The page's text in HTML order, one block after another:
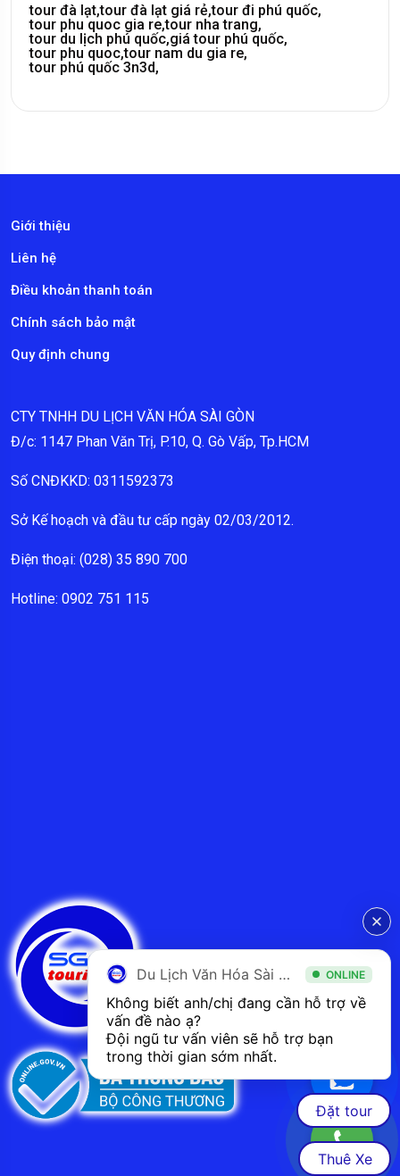
tour đà lạt,tour đà lạt giá rẻ,tour đi phú quốc,
tour phu quoc gia re,tour nha trang,
tour du lịch phú quốc,giá tour phú quốc,
tour phu quoc,tour nam du gia re,
tour phú quốc 3n3d,
Giới thiệu
Liên hệ
Điều khoản thanh toán
Chính sách bảo mật
Quy định chung
CTY TNHH DU LỊCH VĂN HÓA SÀI GÒN
Đ/c: 1147 Phan Văn Trị, P.10, Q. Gò Vấp, Tp.HCM
Số CNĐKKD: 0311592373
Sở Kế hoạch và đầu tư cấp ngày 02/03/2012.
Điện thoại: (028) 35 890 700
Hotline: 0902 751 115
Du Lịch Văn Hóa Sài Gòn ONLINE
Không biết anh/chị đang cần hỗ trợ về
vấn đề nào ạ?
Đội ngũ tư vấn viên sẽ hỗ trợ bạn
trong thời gian sớm nhất.
Đặt tour
Thuê Xe